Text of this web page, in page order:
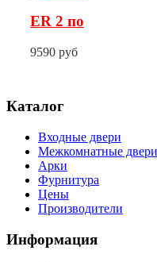
ER 2 по
9590 руб
Каталог
Входные двери
Межкомнатные двери
Арки
Фурнитура
Цены
Производители
Информация